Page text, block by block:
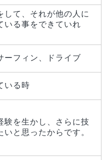
して、それが他の人に
いる事をできていれ
ーフィン、ドライブ
いる時
験を生かし、さらに技
と思ったからです。